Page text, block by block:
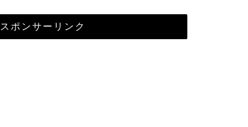
スポンサーリンク